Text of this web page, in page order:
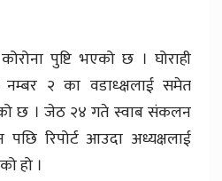
पुष्टि भएको छ । घोराही
नम्बर २ का वडाध्क्षलाई समेत
छ । जेठ २४ गते स्वाब संकलन
रिपोर्ट आउदा अध्यक्षलाई
हो ।